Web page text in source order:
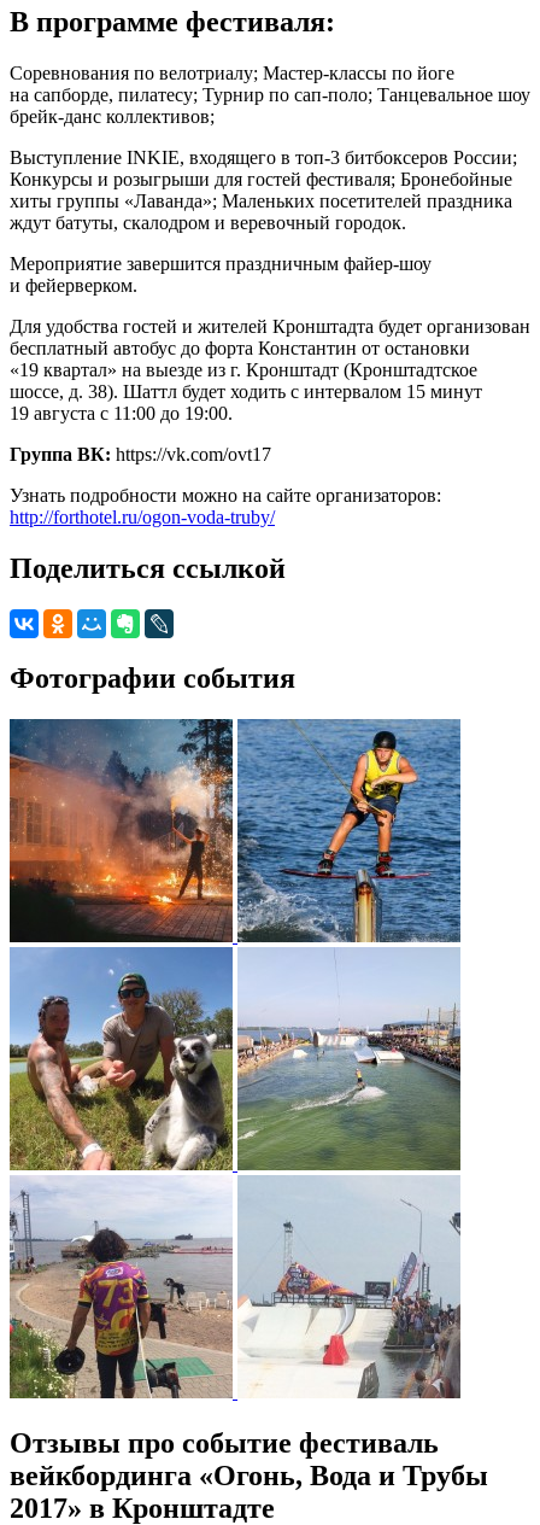
В программе фестиваля:
Соревнования по велотриалу; Мастер-классы по йоге
на сапборде, пилатесу; Турнир по сап-поло; Танцевальное шоу
брейк-данс коллективов;
Выступление INKIE, входящего в топ-3 битбоксеров России;
Конкурсы и розыгрыши для гостей фестиваля; Бронебойные
хиты группы «Лаванда»; Маленьких посетителей праздника
ждут батуты, скалодром и веревочный городок.
Мероприятие завершится праздничным файер-шоу
и фейерверком.
Для удобства гостей и жителей Кронштадта будет организован
бесплатный автобус до форта Константин от остановки
«19 квартал» на выезде из г. Кронштадт (Кронштадтское
шоссе, д. 38). Шаттл будет ходить с интервалом 15 минут
19 августа с 11:00 до 19:00.
Группа ВК: https://vk.com/ovt17
Узнать подробности можно на сайте организаторов:
http://forthotel.ru/ogon-voda-truby/
Поделиться ссылкой
Фотографии события
Отзывы про событие фестиваль
вейкбординга «Огонь, Вода и Трубы
2017» в Кронштадте